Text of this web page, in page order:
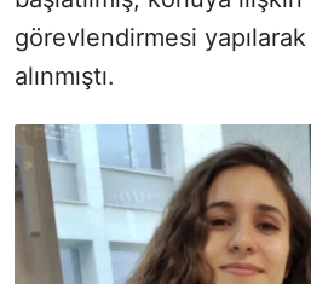
görevlendirmesi yapılarak
alınmıştı.